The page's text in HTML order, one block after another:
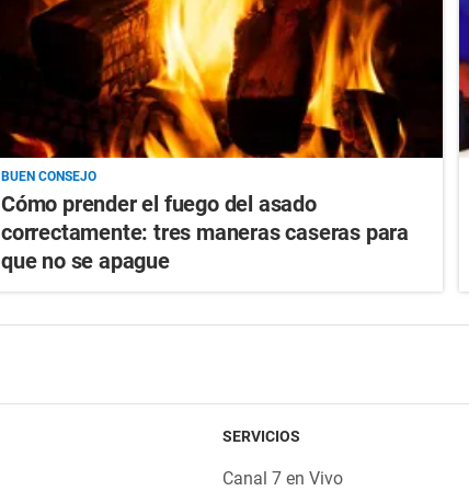
BUEN CONSEJO
Cómo prender el fuego del asado
correctamente: tres maneras caseras para
que no se apague
SERVICIOS
Canal 7 en Vivo